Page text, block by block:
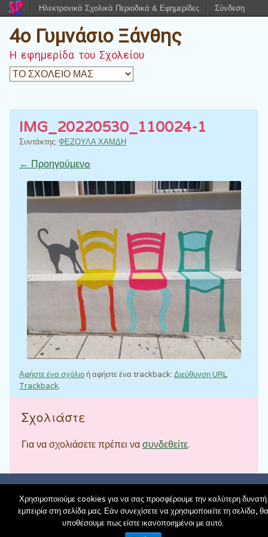
4o Γυμνάσιο Ξάνθης
Η εφημερίδα του Σχολείου
IMG_20220530_110024-1
Συντάκτης: ΦΕΖΟΥΛΑ ΧΑΜΔΗ
← Προηγούμενo
Αφήστε ένα σχόλιοή αφήστε ένα trackback: Διεύθυνση URL
Trackback.
Σχολιάστε
Για να σχολιάσετε πρέπει νασυνδεθείτε.
Back to top
Ηλεκτρονικά Σχολικά Περιοδικά & Εφημερίδες Σύνδεση
Χρησιμοποιούμε cookies για να σας προσφέρουμε την καλύτερη δυνατή
εμπειρία στη σελίδα μας. Εάν συνεχίσετε να χρησιμοποιείτε τη σελίδα, θα
υποθέσουμε πως είστε ικανοποιημένοι με αυτό.